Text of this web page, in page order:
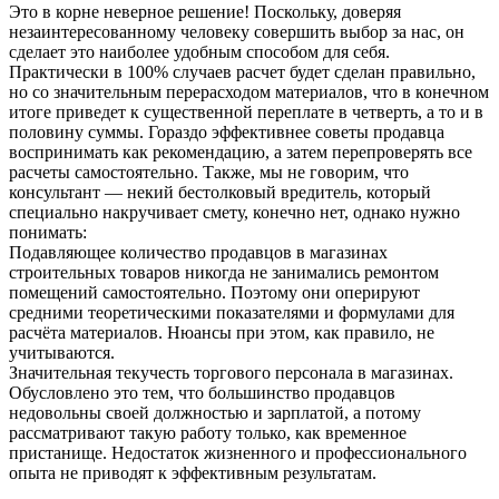
Это в корне неверное решение! Поскольку, доверяя
незаинтересованному человеку совершить выбор за нас, он
сделает это наиболее удобным способом для себя.
Практически в 100% случаев расчет будет сделан правильно,
но со значительным перерасходом материалов, что в конечном
итоге приведет к существенной переплате в четверть, а то и в
половину суммы. Гораздо эффективнее советы продавца
воспринимать как рекомендацию, а затем перепроверять все
расчеты самостоятельно. Также, мы не говорим, что
консультант — некий бестолковый вредитель, который
специально накручивает смету, конечно нет, однако нужно
понимать:
Подавляющее количество продавцов в магазинах
строительных товаров никогда не занимались ремонтом
помещений самостоятельно. Поэтому они оперируют
средними теоретическими показателями и формулами для
расчёта материалов. Нюансы при этом, как правило, не
учитываются.
Значительная текучесть торгового персонала в магазинах.
Обусловлено это тем, что большинство продавцов
недовольны своей должностью и зарплатой, а потому
рассматривают такую работу только, как временное
пристанище. Недостаток жизненного и профессионального
опыта не приводят к эффективным результатам.